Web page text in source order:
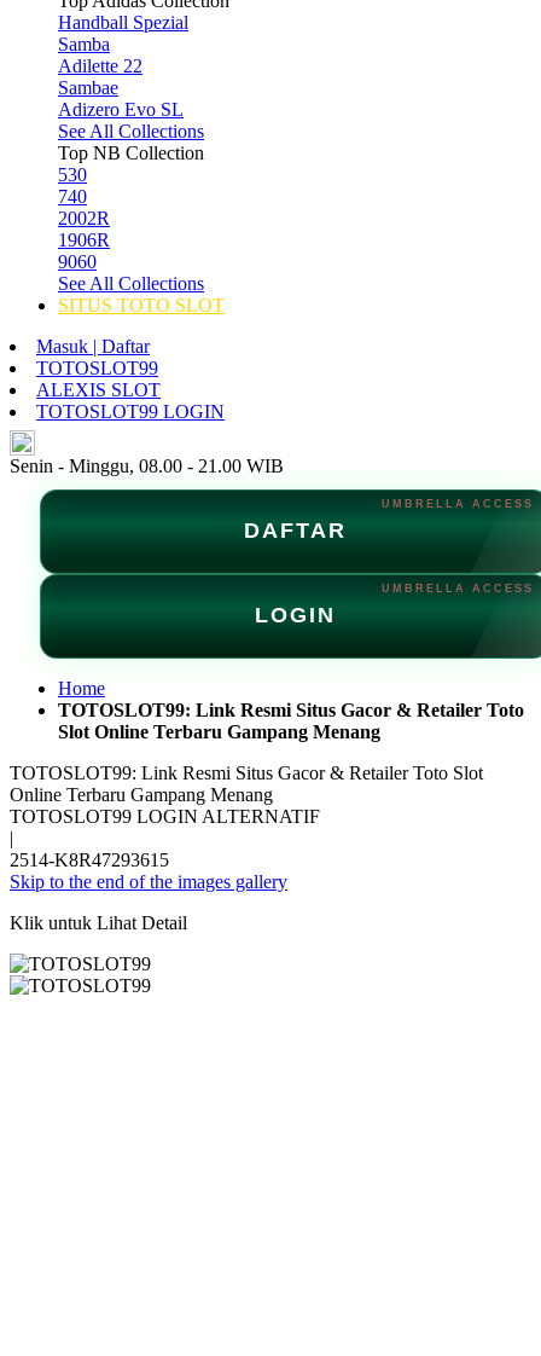
Handball Spezial
Samba
Adilette 22
Sambae
Adizero Evo SL
See All Collections
Top NB Collection
530
740
2002R
1906R
9060
See All Collections
SITUS TOTO SLOT
Masuk | Daftar
TOTOSLOT99
ALEXIS SLOT
TOTOSLOT99 LOGIN
Senin - Minggu, 08.00 - 21.00 WIB
DAFTAR
LOGIN
Home
TOTOSLOT99: Link Resmi Situs Gacor & Retailer Toto
Slot Online Terbaru Gampang Menang
TOTOSLOT99: Link Resmi Situs Gacor & Retailer Toto Slot
Online Terbaru Gampang Menang
TOTOSLOT99 LOGIN ALTERNATIF
|
2514-K8R47293615
Skip to the end of the images gallery
Klik untuk Lihat Detail